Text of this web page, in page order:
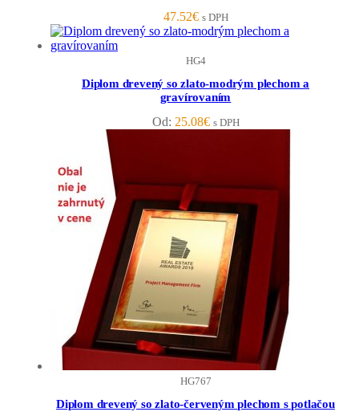
47.52€ s DPH
HG4
Diplom drevený so zlato-modrým plechom a
gravírovaním
Od: 25.08€ s DPH
HG767
Diplom drevený so zlato-červeným plechom s potlačou